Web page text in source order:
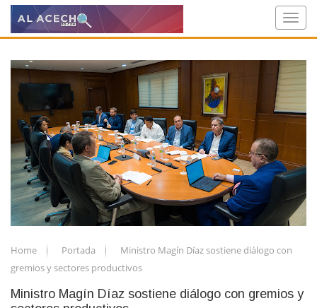
Home Portada
Ministro Magín Díaz sostiene diálogo con
gremios y sectores productivos
Ministro Magín Díaz sostiene diálogo con gremios y